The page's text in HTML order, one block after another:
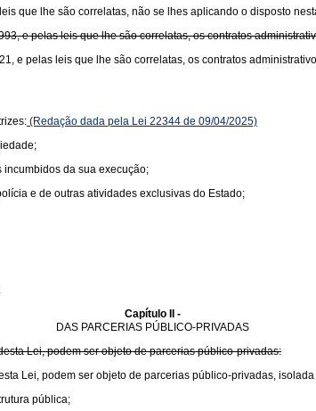
que lhe são correlatas, não se lhes aplicando o disposto
e pelas leis que lhe são correlatas, os contratos
e pelas leis que lhe são correlatas, os contratos
(Redação dada pela Lei 22344 de 09/04/2025)
da sua execução;
e de outras atividades exclusivas do Estado;
Capítulo II -
DAS PARCERIAS PÚBLICO-PRIVADAS
Lei, podem ser objeto de parcerias público-privadas:
Lei, podem ser objeto de parcerias público-privadas,
pública;